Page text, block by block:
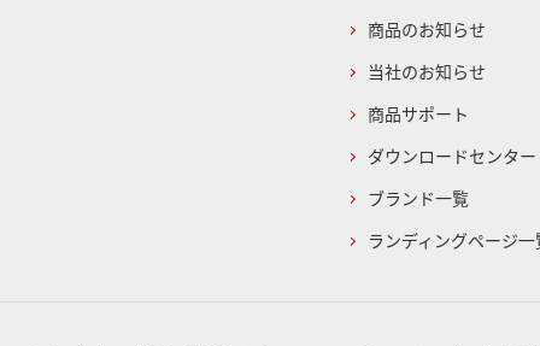
商品のお知らせ
当社のお知らせ
商品サポート
ダウンロードセンター
ブランド一覧
ランディングページ一